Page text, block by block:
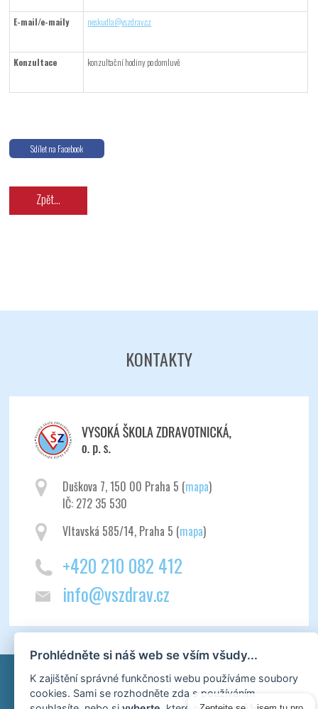
E-mail/e-maily neskudla@vszdrav.cz
Konzultace konzultační hodiny po domluvě
Sdílet na Facebook
Zpět...
KONTAKTY
Duškova 7, 150 00 Praha 5 (mapa)
IČ: 272 35 530
Vltavská 585/14, Praha 5 (mapa)
+420 210 082 412
info@vszdrav.cz
Prohlédněte si náš web se vším všudy...
K zajištění správné funkčnosti webu používáme soubory
cookies. Sami se rozhodněte zda s používáním